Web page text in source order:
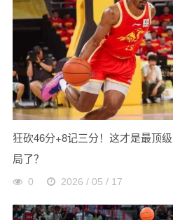
狂砍46分+8记三分！这才是最顶
局了？
0 2026 / 05 / 17